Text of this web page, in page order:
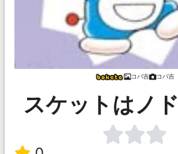
コバ吉 コバ吉
スケットはノ